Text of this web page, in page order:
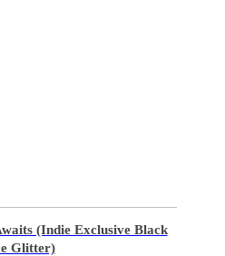
(Indie Exclusive Black
Glitter)